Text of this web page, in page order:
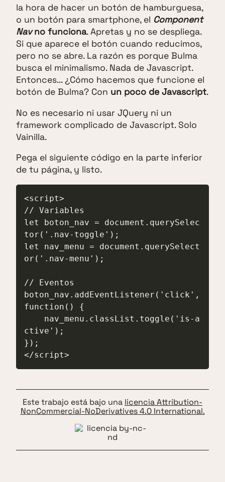
la hora de hacer un botón de hamburguesa,
o un botón para smartphone, el Component
Nav no funciona. Apretas y no se despliega.
Si que aparece el botón cuando reducimos,
pero no se abre. La razón es porque Bulma
busca el minimalismo. Nada de Javascript.
Entonces... ¿Cómo hacemos que funcione el
botón de Bulma? Con un poco de Javascript.
No es necesario ni usar JQuery ni un
framework complicado de Javascript. Solo
Vainilla.
Pega el siguiente código en la parte inferior
de tu página, y listo.
<script>
// Variables
let boton_nav = document.querySelec
tor('.nav-toggle');
let nav_menu = document.querySelect
or('.nav-menu');
// Eventos
boton_nav.addEventListener('click',
function() {
ctive');
});
</script>
Este trabajo está bajo una licencia Attribution-
NonCommercial-NoDerivatives 4.0 International.